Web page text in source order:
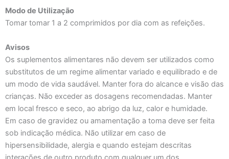
Modo de Utilização
Tomar tomar 1 a 2 comprimidos por dia com as refeições.
Avisos
Os suplementos alimentares não devem ser utilizados como
substitutos de um regime alimentar variado e equilibrado e de
um modo de vida saudável. Manter fora do alcance e visão das
crianças. Não exceder as dosagens recomendadas. Manter
em local fresco e seco, ao abrigo da luz, calor e humidade.
Em caso de gravidez ou amamentação a toma deve ser feita
sob indicação médica. Não utilizar em caso de
hipersensibilidade, alergia e quando estejam descritas